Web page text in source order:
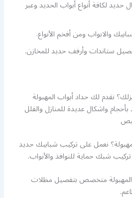
لكافة أنواع أبواب الحديد وعبر
والابواب ومن أفخم الأنواع.
ستاندات وأرفف حديد للمخازن.
نقدم لك حداد أبواب المهبولة
واشكال عديدة للمنازل والفلل
نعمل على تركيب شبابيك حديد
شبك حماية للنوافذ والأبواب.
المهبولة متخصص بتفصيل مظلات